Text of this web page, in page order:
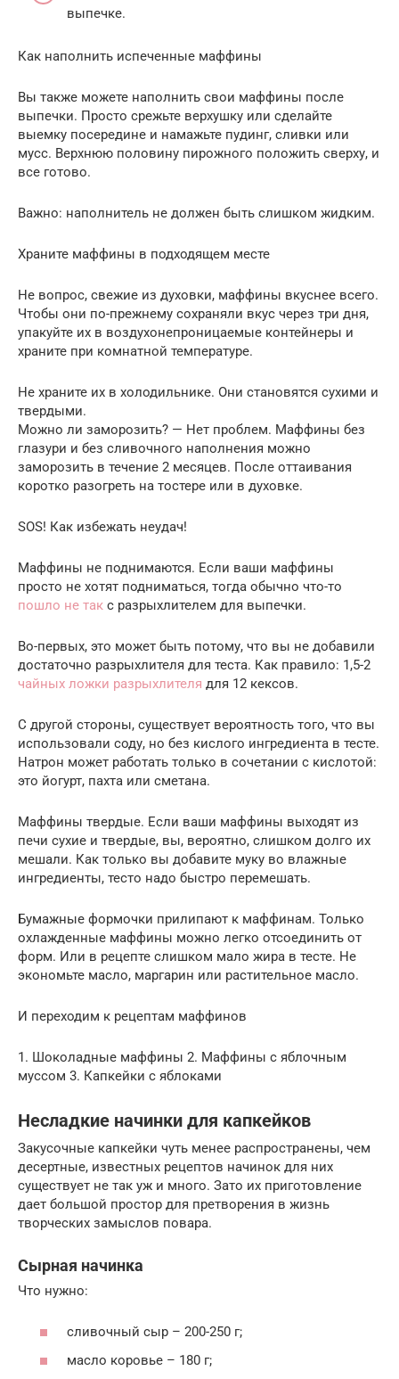
выпечке.
Как наполнить испеченные маффины
Вы также можете наполнить свои маффины после
выпечки. Просто срежьте верхушку или сделайте
выемку посередине и намажьте пудинг, сливки или
мусс. Верхнюю половину пирожного положить сверху, и
все готово.
Важно: наполнитель не должен быть слишком жидким.
Храните маффины в подходящем месте
Не вопрос, свежие из духовки, маффины вкуснее всего.
Чтобы они по-прежнему сохраняли вкус через три дня,
упакуйте их в воздухонепроницаемые контейнеры и
храните при комнатной температуре.
Не храните их в холодильнике. Они становятся сухими и
твердыми.
Можно ли заморозить? — Нет проблем. Маффины без
глазури и без сливочного наполнения можно
заморозить в течение 2 месяцев. После оттаивания
коротко разогреть на тостере или в духовке.
SOS! Как избежать неудач!
Маффины не поднимаются. Если ваши маффины
просто не хотят подниматься, тогда обычно что-то
пошло не так с разрыхлителем для выпечки.
Во-первых, это может быть потому, что вы не добавили
достаточно разрыхлителя для теста. Как правило: 1,5-2
чайных ложки разрыхлителя для 12 кексов.
С другой стороны, существует вероятность того, что вы
использовали соду, но без кислого ингредиента в тесте.
Натрон может работать только в сочетании с кислотой:
это йогурт, пахта или сметана.
Маффины твердые. Если ваши маффины выходят из
печи сухие и твердые, вы, вероятно, слишком долго их
мешали. Как только вы добавите муку во влажные
ингредиенты, тесто надо быстро перемешать.
Бумажные формочки прилипают к маффинам. Только
охлажденные маффины можно легко отсоединить от
форм. Или в рецепте слишком мало жира в тесте. Не
экономьте масло, маргарин или растительное масло.
И переходим к рецептам маффинов
1. Шоколадные маффины 2. Маффины с яблочным
муссом 3. Капкейки с яблоками
Несладкие начинки для капкейков
Закусочные капкейки чуть менее распространены, чем
десертные, известных рецептов начинок для них
существует не так уж и много. Зато их приготовление
дает большой простор для претворения в жизнь
творческих замыслов повара.
Сырная начинка
Что нужно:
сливочный сыр – 200-250 г;
масло коровье – 180 г;